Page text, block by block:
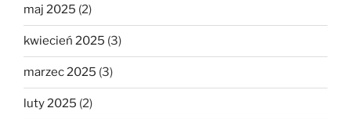
maj 2025 (2)
kwiecień 2025 (3)
marzec 2025 (3)
luty 2025 (2)